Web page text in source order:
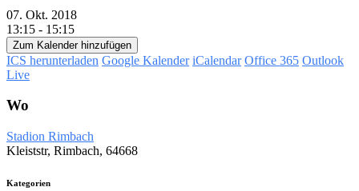
07. Okt. 2018
13:15 - 15:15
Zum Kalender hinzufügen
ICS herunterladen Google Kalender iCalendar Office 365 Outlook
Live
Wo
Stadion Rimbach
Kleiststr, Rimbach, 64668
Kategorien